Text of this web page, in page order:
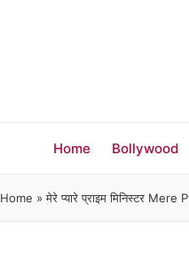
Home Bollywood
Home »मेरे प्यारे प्राइम मिनिस्टर